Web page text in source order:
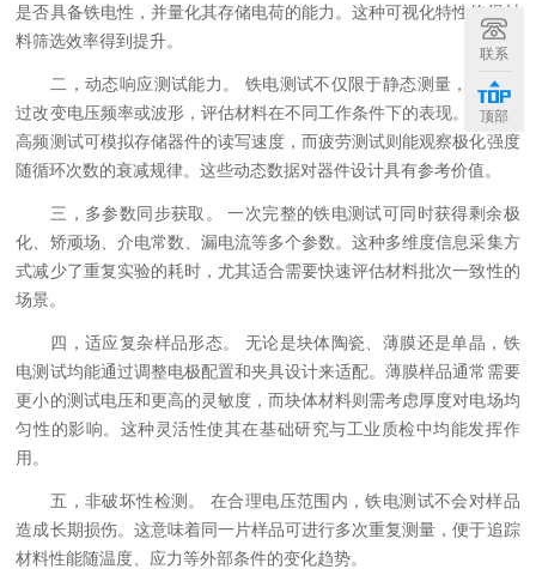
是否具备铁电性，并量化其存储电荷的能力。这种可视化特性使得材
料筛选效率得到提升。
二，动态响应测试能力。 铁电测试不仅限于静态测量，还能通
过改变电压频率或波形，评估材料在不同工作条件下的表现。例如，
高频测试可模拟存储器件的读写速度，而疲劳测试则能观察极化强度
随循环次数的衰减规律。这些动态数据对器件设计具有参考价值。
三，多参数同步获取。 一次完整的铁电测试可同时获得剩余极
化、矫顽场、介电常数、漏电流等多个参数。这种多维度信息采集方
式减少了重复实验的耗时，尤其适合需要快速评估材料批次一致性的
场景。
四，适应复杂样品形态。 无论是块体陶瓷、薄膜还是单晶，铁
电测试均能通过调整电极配置和夹具设计来适配。薄膜样品通常需要
更小的测试电压和更高的灵敏度，而块体材料则需考虑厚度对电场均
匀性的影响。这种灵活性使其在基础研究与工业质检中均能发挥作
用。
五，非破坏性检测。 在合理电压范围内，铁电测试不会对样品
造成长期损伤。这意味着同一片样品可进行多次重复测量，便于追踪
材料性能随温度、应力等外部条件的变化趋势。
联系
顶部